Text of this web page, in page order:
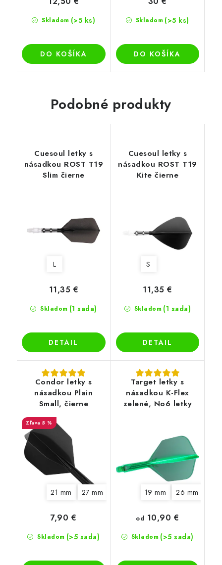
Skladom (>5 ks)
DO KOŠÍKA
Skladom (>5 ks)
DO KOŠÍKA
Podobné produkty
Cuesoul letky s
násadkou ROST T19
Slim čierne
L
Skladom (1 sada)
11,35 €
DETAIL
Cuesoul letky s
násadkou ROST T19
Kite čierne
S
Skladom (1 sada)
11,35 €
DETAIL
Condor letky s
násadkou Plain
Small, čierne
5 %
21 mm 27 mm
Skladom (>5 sada)
7,90 €
Target letky s
násadkou K-Flex
zelené, No6 letky
19 mm 26 mm
Skladom (>5 sada)
od 10,90 €